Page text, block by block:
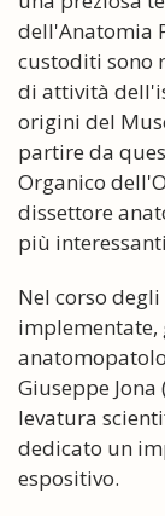
dell'Anatomia
custoditi sono
di attività
origini del
partire da
Organico
dissettore
più
Nel corso
Giuseppe
levatura
dedicato un
espositivo.